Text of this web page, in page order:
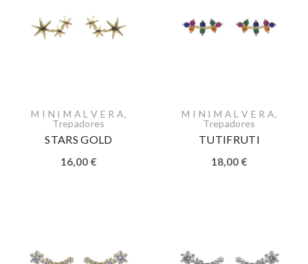
M I N I M A L V E R A,
Trepadores
STARS GOLD
16,00 €
M I N I M A L V E R A,
Trepadores
TUTIFRUTI
18,00 €